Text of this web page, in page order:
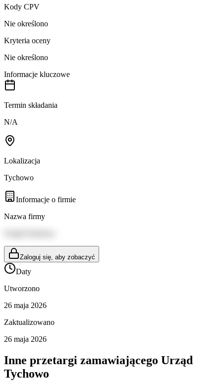
Kody CPV
Nie określono
Kryteria oceny
Nie określono
Informacje kluczowe
Termin składania
N/A
Lokalizacja
Tychowo
Informacje o firmie
Nazwa firmy
Zaloguj się, aby zobaczyć
Daty
Utworzono
26 maja 2026
Zaktualizowano
26 maja 2026
Inne przetargi zamawiającego Urząd
Tychowo